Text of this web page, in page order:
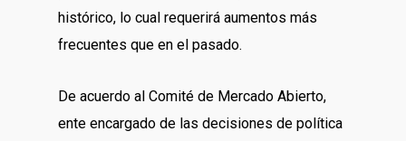
histórico, lo cual requerirá aumentos más
frecuentes que en el pasado.
De acuerdo al Comité de Mercado Abierto,
ente encargado de las decisiones de política